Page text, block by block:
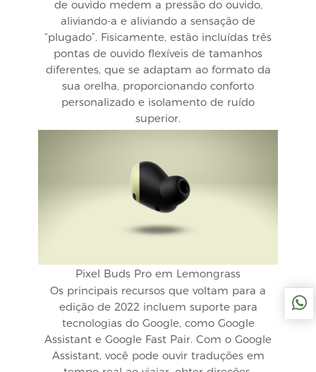
de ouvido medem a pressão do ouvido,
aliviando-a e aliviando a sensação de
“plugado”. Fisicamente, estão incluídas três
pontas de ouvido flexíveis de tamanhos
diferentes, que se adaptam ao formato da
sua orelha, proporcionando conforto
personalizado e isolamento de ruído
superior.
Pixel Buds Pro em Lemongrass
Os principais recursos que voltam para a
edição de 2022 incluem suporte para
tecnologias do Google, como Google
Assistant e Google Fast Pair. Com o Google
Assistant, você pode ouvir traduções em